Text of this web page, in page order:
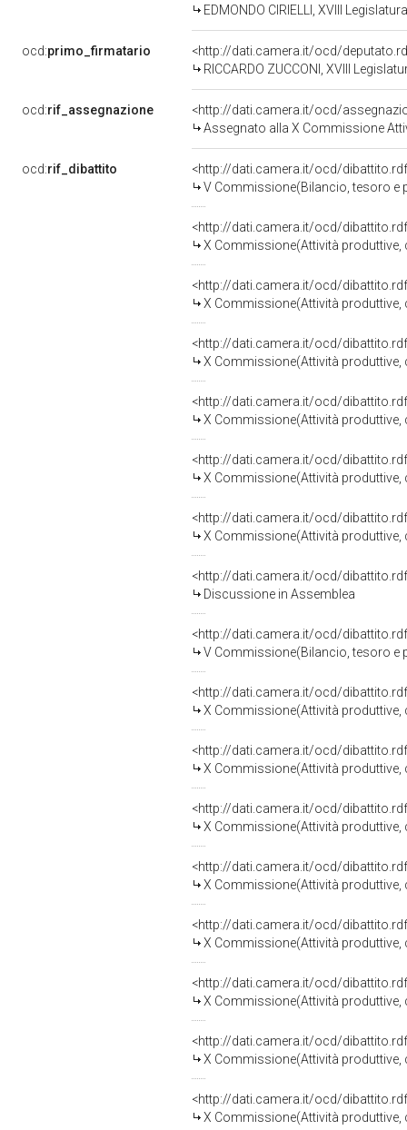
EDMONDO CIRIELLI, XVIII
ocd:primo_firmatario
<http://dati.camera.it/ocd/
RICCARDO ZUCCONI, XVIII
ocd:rif_assegnazione
<http://dati.camera.it/ocd/
Assegnato alla X Commissione
ocd:rif_dibattito
<http://dati.camera.it/ocd/
V Commissione(Bilancio, tesoro e
<http://dati.camera.it/ocd/
X Commissione(Attività
<http://dati.camera.it/ocd/
X Commissione(Attività
<http://dati.camera.it/ocd/
X Commissione(Attività
<http://dati.camera.it/ocd/
X Commissione(Attività
<http://dati.camera.it/ocd/
X Commissione(Attività
<http://dati.camera.it/ocd/
X Commissione(Attività
<http://dati.camera.it/ocd/
Discussione in Assemblea
<http://dati.camera.it/ocd/
V Commissione(Bilancio, tesoro e
<http://dati.camera.it/ocd/
X Commissione(Attività
<http://dati.camera.it/ocd/
X Commissione(Attività
<http://dati.camera.it/ocd/
X Commissione(Attività
<http://dati.camera.it/ocd/
X Commissione(Attività
<http://dati.camera.it/ocd/
X Commissione(Attività
<http://dati.camera.it/ocd/
X Commissione(Attività
<http://dati.camera.it/ocd/
X Commissione(Attività
<http://dati.camera.it/ocd/
X Commissione(Attività